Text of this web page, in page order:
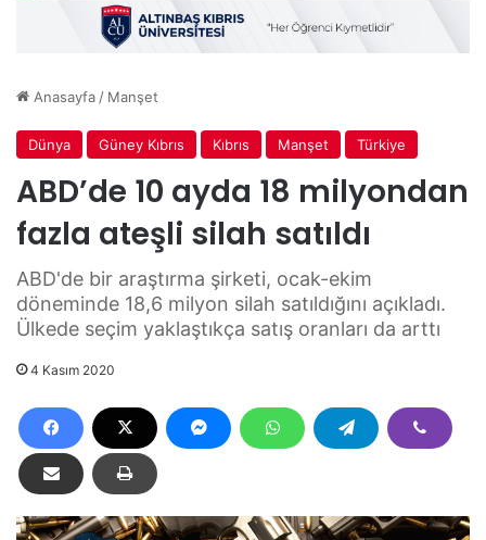
Anasayfa/ Manşet
Dünya Güney Kıbrıs Kıbrıs Manşet Türkiye
ABD’de 10 ayda 18 milyondan
fazla ateşli silah satıldı
ABD'de bir araştırma şirketi, ocak-ekim
döneminde 18,6 milyon silah satıldığını açıkladı.
Ülkede seçim yaklaştıkça satış oranları da arttı
4 Kasım 2020